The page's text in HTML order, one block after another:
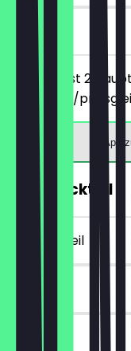
vor Ort
Du bestellst 2
günstigere/
App
2für1 Cocktail
~13 € Vorteil
vor Ort